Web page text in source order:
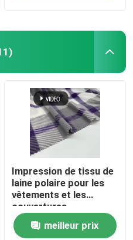
Impression de tissu de
laine polaire pour les
vêtements et les
couvertures
meilleur prix